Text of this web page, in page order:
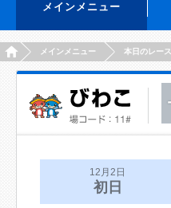
メインメニュー
HOMEメインメニュー 本日のレース
12月2日
初日